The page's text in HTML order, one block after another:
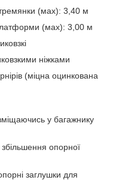
(мах): 3,40 м
(мах): 3,00 м
ніжками
(міцна оцинкована
у багажнику
збільшення опорної
заглушки для